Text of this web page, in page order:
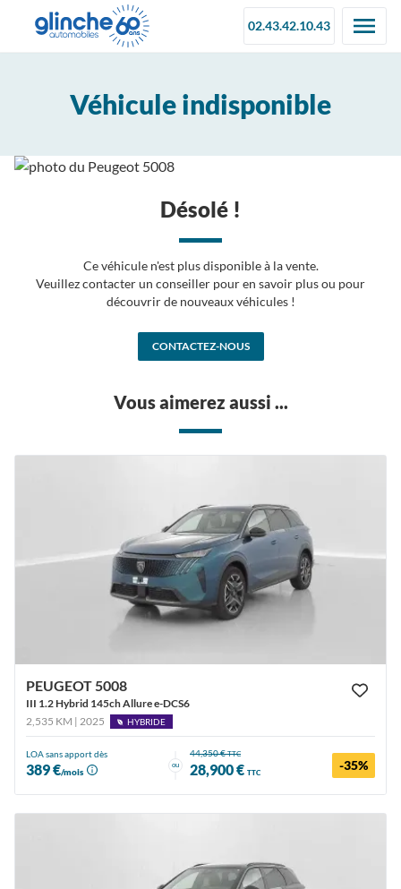
02.43.42.10.43
Véhicule indisponible
Désolé !
Ce véhicule n'est plus disponible à la vente.
Veuillez contacter un conseiller pour en savoir plus ou pour
découvrir de nouveaux véhicules !
CONTACTEZ-NOUS
Vous aimerez aussi ...
PEUGEOT 5008
III 1.2 Hybrid 145ch Allure e-DCS6
2,535 KM | 2025
HYBRIDE
LOA sans apport dès
389 €/mois
ou
44,350 €TTC
28,900 € TTC -35%